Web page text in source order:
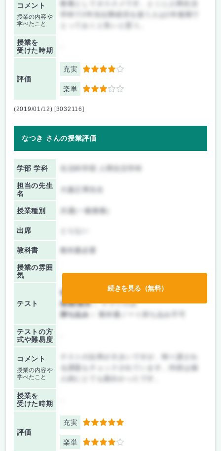
コメント
授業の内容や
学べたこと
授業を
受けた時期
評価
充実 4
楽単 3
(2019/01/12) [3032116]
なつき さんの授業評価
学部 学科
担当の先生
名
大森正博先生
授業種別 共通(一般教養)
出席
教科書 教科書必要
授業の雰囲
気
テスト
前期/中間：
レポートのみ
後期/期末：テストのみ
持ち込み：
教科書ノート持ち込み不可
テストの方
式や難易度
コメント
授業の内容や
学べたこと
る課題もチェックされています。内容は個
授業を
受けた時期
評価
充実 5
楽単 4
続きを見る（無料）